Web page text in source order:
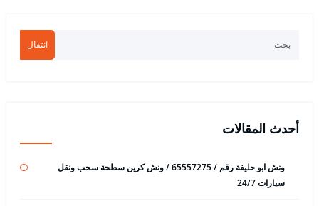
انتقال
أحدث المقالات
ونش ابو حليفة رقم / 65557275 / ونش كرين سطحة سحب ونقل
سيارات 24/7